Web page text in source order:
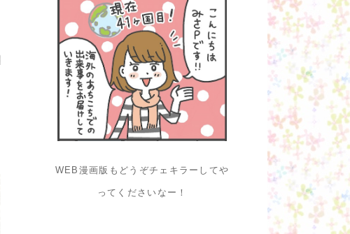
WEB漫画版もどうぞチェキラーしてや
ってくださいなー！